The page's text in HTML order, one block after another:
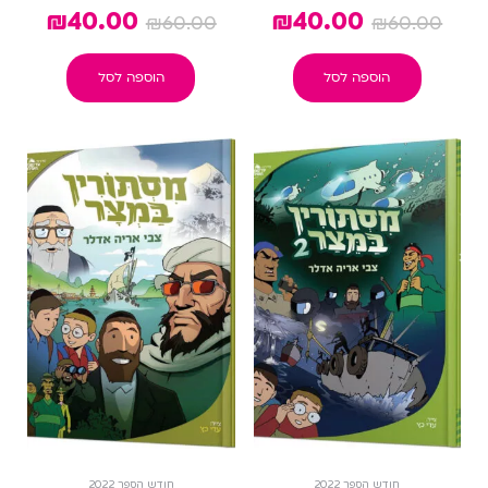
₪60.00
₪40.00
הוספה לסל
₪60.00
₪40.00
הוספה לסל
חודש הספר 2022 חודש הספר 2022